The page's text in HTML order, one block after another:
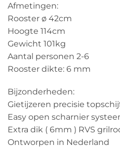
Afmetingen:
Rooster ø 42cm
Hoogte 114cm
Gewicht 101kg
Aantal personen 2-6
Rooster dikte: 6 mm
Bijzonderheden:
Gietijzeren precisie
Easy open scharnier
Extra dik ( 6mm ) RVS
Ontworpen in Nederland